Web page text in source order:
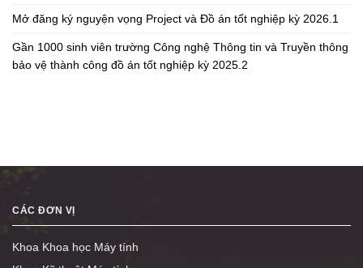
Mở đăng ký nguyện vọng Project và Đồ án tốt nghiệp kỳ 2026.1
Gần 1000 sinh viên trường Công nghệ Thông tin và Truyền thông
bảo vệ thành công đồ án tốt nghiệp kỳ 2025.2
CÁC ĐƠN VỊ
Khoa Khoa học Máy tính